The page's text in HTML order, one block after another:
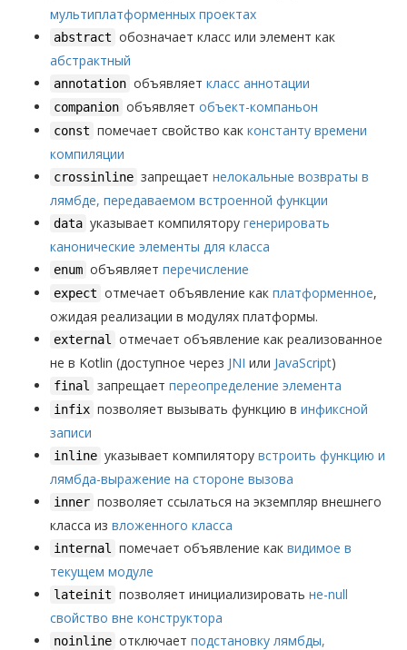
мультиплатформенных проектах
abstract обозначает класс или элемент как
абстрактный
annotation объявляет класс аннотации
companion объявляет объект-компаньон
const помечает свойство как константу времени
компиляции
crossinline запрещает нелокальные возвраты в
лямбде, передаваемом встроенной функции
data указывает компилятору генерировать
канонические элементы для класса
enum объявляет перечисление
expect отмечает объявление как платформенное,
ожидая реализации в модулях платформы.
external
отмечает объявление как реализованное
не в Kotlin (доступное через JNI или JavaScript)
final запрещает переопределение элемента
infix позволяет вызывать функцию в инфиксной
записи
inline указывает компилятору встроить функцию и
лямбда-выражение на стороне вызова
inner позволяет ссылаться на экземпляр внешнего
класса из вложенного класса
internal помечает объявление как видимое в
текущем модуле
lateinit позволяет инициализировать не-null
свойство вне конструктора
noinline отключает подстановку лямбды,